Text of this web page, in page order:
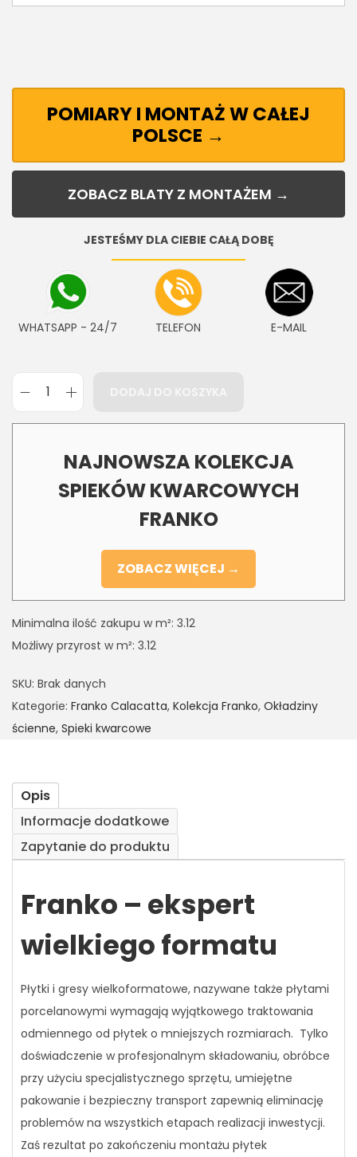
POMIARY I MONTAŻ W CAŁEJ
POLSCE →
ZOBACZ BLATY Z MONTAŻEM →
JESTEŚMY DLA CIEBIE CAŁĄ DOBĘ
WHATSAPP - 24/7 TELEFON E-MAIL
NAJNOWSZA KOLEKCJA
SPIEKÓW KWARCOWYCH
FRANKO
ZOBACZ WIĘCEJ →
Minimalna ilość zakupu w m²: 3.12
Możliwy przyrost w m²: 3.12
SKU: Brak danych
Kategorie: Franko Calacatta, Kolekcja Franko, Okładziny
ścienne, Spieki kwarcowe
Opis
Informacje dodatkowe
Zapytanie do produktu
Franko – ekspert
wielkiego formatu
Płytki i gresy wielkoformatowe, nazywane także płytami
porcelanowymi wymagają wyjątkowego traktowania
odmiennego od płytek o mniejszych rozmiarach. Tylko
doświadczenie w profesjonalnym składowaniu, obróbce
przy użyciu specjalistycznego sprzętu, umiejętne
pakowanie i bezpieczny transport zapewnią eliminację
problemów na wszystkich etapach realizacji inwestycji.
Zaś rezultat po zakończeniu montażu płytek